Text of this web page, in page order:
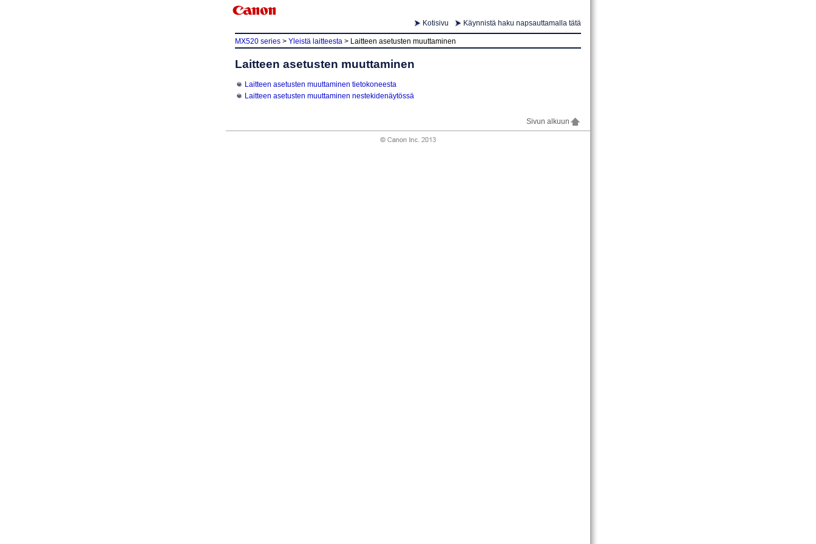
Kotisivu Käynnistä haku napsauttamalla tätä
MX520 series > Yleistä laitteesta > Laitteen asetusten muuttaminen
Laitteen asetusten muuttaminen
Laitteen asetusten muuttaminen tietokoneesta
Laitteen asetusten muuttaminen nestekidenäytössä
Sivun alkuun